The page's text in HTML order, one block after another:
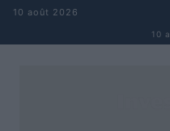
Aller au contenu
10 août 2026
10